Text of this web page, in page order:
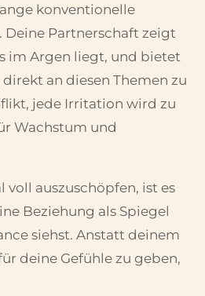
konventionelle
Deine Partnerschaft zeigt
im Argen liegt, und bietet
an diesen Themen zu
jede Irritation wird zu
Wachstum und
voll auszuschöpfen, ist es
Beziehung als Spiegel
siehst. Anstatt deinem
deine Gefühle zu geben,